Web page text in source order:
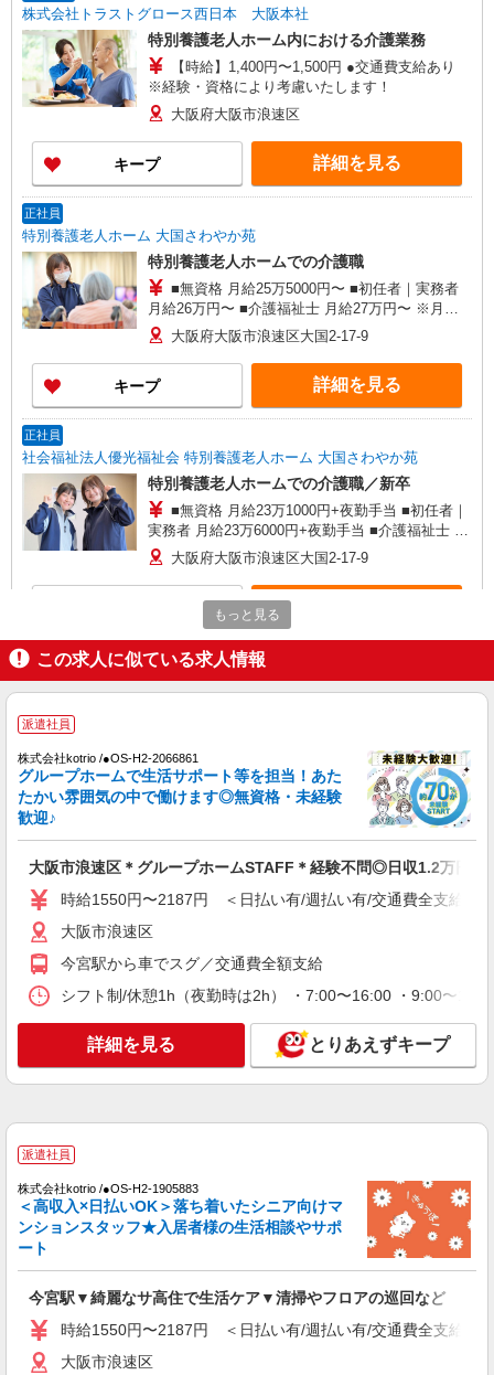
株式会社トラストグロース西日本 大阪本社
特別養護老人ホーム内における介護業務
【時給】1,400円〜1,500円 ●交通費支給あり
※経験・資格により考慮いたします！
大阪府大阪市浪速区
キープ 詳細を見る
正社員
特別養護老人ホーム 大国さわやか苑
特別養護老人ホームでの介護職
■無資格 月給25万5000円〜 ■初任者｜実務者
月給26万円〜 ■介護福祉士 月給27万円〜 ※月給
には、一律手当+処遇改善手当等+夜勤手当4回分
含む ※夜勤手当6000円／回 ------------------------ 【年
収例】（月給×12ヶ月+賞与3.8ヵ月分の場合 ※夜
勤月4回想定） ■無資格 年収370万6000円 ■初
任者｜実務者 年収376万6000円 ■介護福祉士 年収
大阪府大阪市浪速区大国2-17-9
キープ 詳細を見る
正社員
社会福祉法人優光福祉会 特別養護老人ホーム 大国さわやか苑
特別養護老人ホームでの介護職／新卒
■無資格 月給23万1000円+夜勤手当 ■初任者｜
実務者 月給23万6000円+夜勤手当 ■介護福祉士 月
給24万6000円+夜勤手当 ※月給には、一律手当
+処遇改善手当等含みます ※夜勤手当6000円／回
------------------------ 【年収例】（月給×12ヶ月+賞与
3.8ヵ月分の場合 ※夜勤月4回想定） ■無資格
年収370万6000円 ■初任者｜実務者 年収376万
6000円 ■介護福祉士 年収388万6000円 ----------------
--------
大阪府大阪市浪速区大国2-17-9
派遣社員
株式会社kotrio /●OS-H2-2066861
時給1550円〜2187円 ＜日払い有/週払い有/交
通費全支給(ガソリン代含む)＞
大阪市浪速区
派遣社員
株式会社kotrio /●OS-H2-1905883
アの巡回など
時給1550円〜2187円 ＜日払い有/週払い有/交
大阪市浪速区
株式会社kotrio /●OS-H2-1980920
<大阪市浪速区>高時給&シフト柔軟でいいとこ
取り♪サ高住の補助STAFF
時給1550円〜2187円 ＜日払い有/週払い有/交
大阪市浪速区
キープ 詳細を見る
もっと見る
この求人に似ている求人情報
派遣社員
株式会社kotrio /●OS-H2-2066861
グループホームで生活サポート等を担当！あた
たかい雰囲気の中で働けます◎無資格・未経験
歓迎♪
大阪市浪速区＊グループホームSTAFF＊経験不問◎日収1.2万円も
時給1550円〜2187円 ＜日払い有/週払い有/交通費全支給(ガ
大阪市浪速区
今宮駅から車でスグ／交通費全額支給
シフト制/休憩1h（夜勤時は2h） ・7:00〜16:00 ・9:00〜
詳細を見る とりあえずキープ
派遣社員
株式会社kotrio /●OS-H2-1905883
＜高収入×日払いOK＞落ち着いたシニア向けマ
ンションスタッフ★入居者様の生活相談やサポ
ート
今宮駅▼綺麗なサ高住で生活ケア▼清掃やフロアの巡回など
時給1550円〜2187円 ＜日払い有/週払い有/交通費全支給(ガ
大阪市浪速区